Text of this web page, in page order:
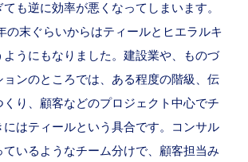
も逆に効率が悪くなってしまいます。
の末ぐらいからはティールとヒエラルキ
ようにもなりました。建設業や、ものづ
ョンのところでは、ある程度の階級、伝
り、顧客などのプロジェクト中心でチ
はティールという具合です。コンサル
いるようなチーム分けで、顧客担当み